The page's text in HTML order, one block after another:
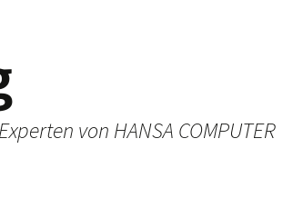
von HANSA COMPUTER